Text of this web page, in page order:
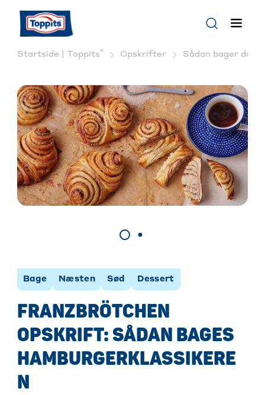
Startside | Toppits® Opskrifter Sådan bager du
Bage Næsten Sød Dessert
FRANZBRÖTCHEN
OPSKRIFT: SÅDAN BAGES
HAMBURGERKLASSIKERE
N